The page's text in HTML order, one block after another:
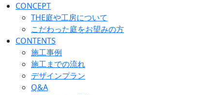
CONCEPT
THE庭や工房について
こだわった庭をお望みの方
CONTENTS
施工事例
施工までの流れ
デザインプラン
Q&A